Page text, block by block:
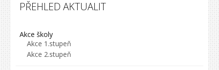
PŘEHLED AKTUALIT
Akce školy
Akce 1.stupeň
Akce 2.stupeň